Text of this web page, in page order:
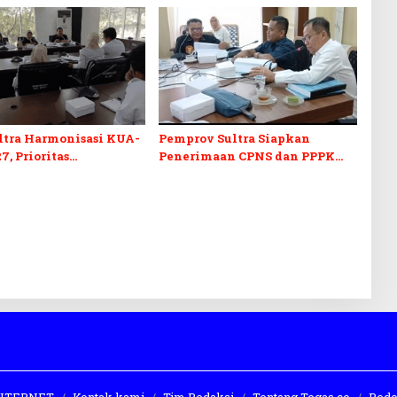
Harmonisasi KUA-
Prioritas
Pemprov Sultra Siapkan
Penerimaan CPNS dan PPPK